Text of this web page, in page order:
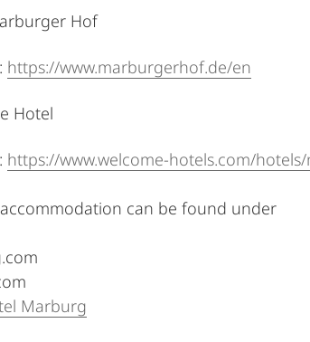
Hof
https://www.marburgerhof.de/en
Hotel
https://www.welcome-hotels.com/
can be found under
Marburg